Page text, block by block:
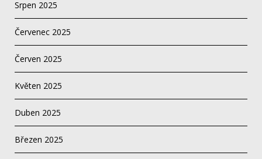
Srpen 2025
Červenec 2025
Červen 2025
Květen 2025
Duben 2025
Březen 2025